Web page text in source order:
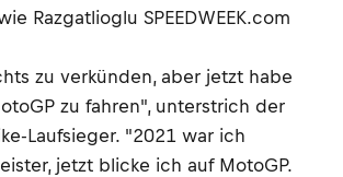
Razgatlioglu SPEEDWEEK.com
zu verkünden, aber jetzt habe
zu fahren", unterstrich der
Laufsieger. "2021 war ich
jetzt blicke ich auf MotoGP.